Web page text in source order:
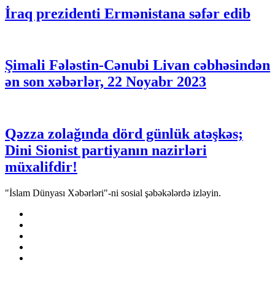
İraq prezidenti Ermənistana səfər edib
Şimali Fələstin-Cənubi Livan cəbhəsindən
ən son xəbərlər, 22 Noyabr 2023
Qəzza zolağında dörd günlük atəşkəs;
Dini Sionist partiyanın nazirləri
müxalifdir!
"İslam Dünyası Xəbərləri"-ni sosial şəbəkələrdə izləyin.